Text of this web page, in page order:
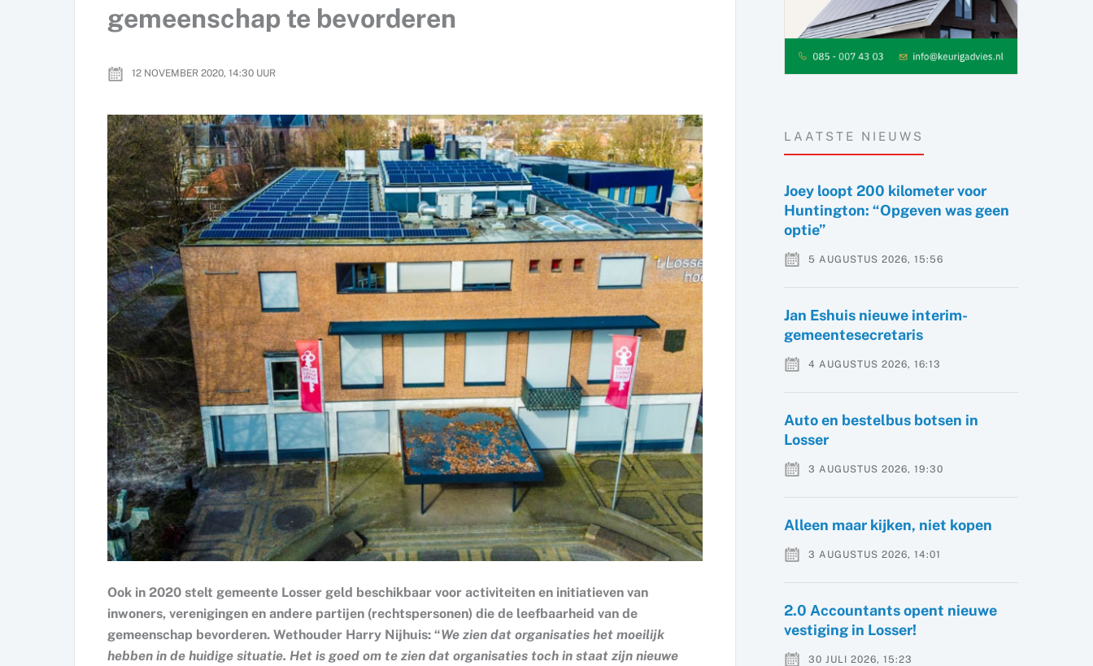
gemeenschap te bevorderen
12 NOVEMBER 2020, 14:30 UUR
Ook in 2020 stelt gemeente Losser geld beschikbaar voor activiteiten en initiatieven van
inwoners, verenigingen en andere partijen (rechtspersonen) die de leefbaarheid van de
gemeenschap bevorderen. Wethouder Harry Nijhuis: “We zien dat organisaties het moeilijk
hebben in de huidige situatie. Het is goed om te zien dat organisaties toch in staat zijn nieuwe
LAATSTE NIEUWS
Joey loopt 200 kilometer voor
Huntington: “Opgeven was geen
optie”
5 AUGUSTUS 2026, 15:56
Jan Eshuis nieuwe interim-
gemeentesecretaris
4 AUGUSTUS 2026, 16:13
Auto en bestelbus botsen in
Losser
3 AUGUSTUS 2026, 19:30
Alleen maar kijken, niet kopen
3 AUGUSTUS 2026, 14:01
2.0 Accountants opent nieuwe
vestiging in Losser!
30 JULI 2026, 15:23